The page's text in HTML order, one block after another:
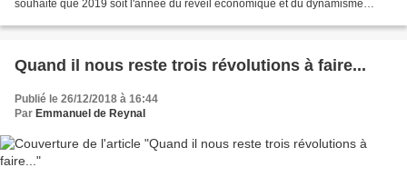
souhaite que 2019 soit l'année du réveil économique et du dynamisme
Quand il nous reste trois révolutions à faire...
Publié le 26/12/2018 à 16:44
Par Emmanuel de Reynal